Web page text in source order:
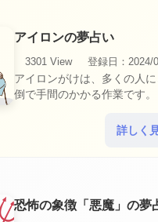
アイロンの夢占い
3301 View
登録日：2024/
アイロンがけは、多くの人
倒で手間のかかる作業です。 そのた
中で感じるわずらわしさやス
詳しく
恐怖の象徴「悪魔」の夢